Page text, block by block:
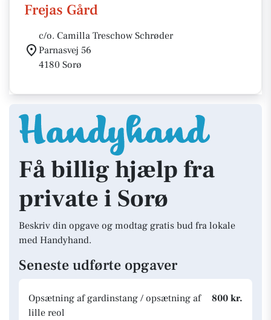
Frejas Gård
c/o. Camilla Treschow Schrøder
Parnasvej 56
4180 Sorø
Få billig hjælp fra
private i Sorø
Beskriv din opgave og modtag gratis bud fra lokale
med Handyhand.
Seneste udførte opgaver
Opsætning af gardinstang / opsætning af
lille reol
800 kr.